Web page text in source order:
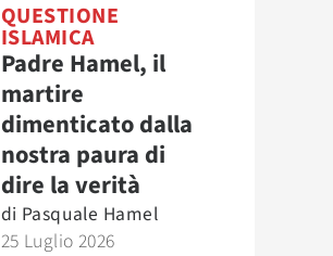
QUESTIONE
ISLAMICA
Padre Hamel, il
martire
dimenticato dalla
nostra paura di
dire la verità
di Pasquale Hamel
25 Luglio 2026